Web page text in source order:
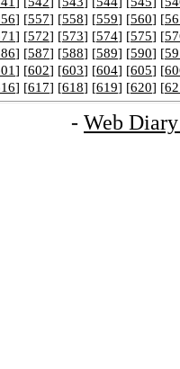
] [557] [558] [559] [560] [
] [572] [573] [574] [575] [
] [587] [588] [589] [590] [
] [602] [603] [604] [605] [
] [617] [618] [619] [620] [
- Web